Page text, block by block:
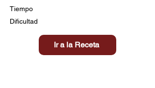
Tiempo
Dificultad
Ir a la Receta